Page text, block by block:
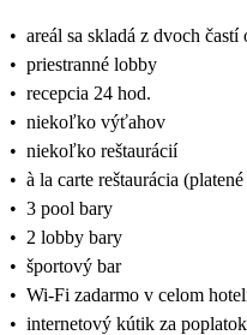
• areál sa skladá z dvoch
• priestranné lobby
• recepcia 24 hod.
• niekoľko výťahov
• niekoľko reštaurácií
• à la carte reštaurácia
• 3 pool bary
• 2 lobby bary
• športový bar
• Wi-Fi zadarmo v celom
• internetový kútik za poplatok